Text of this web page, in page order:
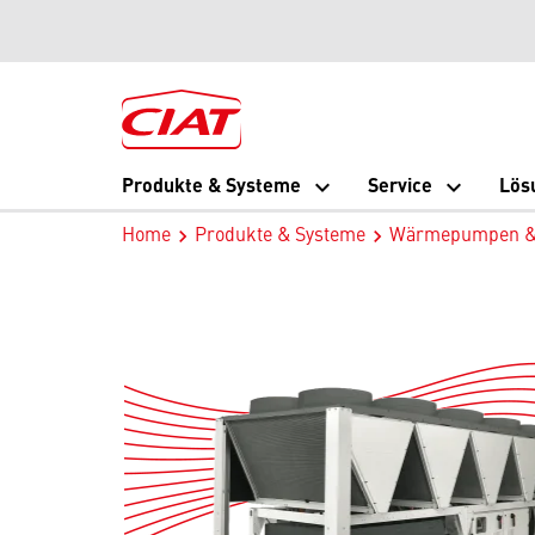
Produkte & Systeme Service
Home Produkte & Systeme Wärmepumpen